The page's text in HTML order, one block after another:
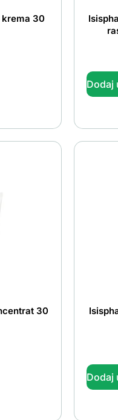
krema 30
Dodaj
30
Dodaj